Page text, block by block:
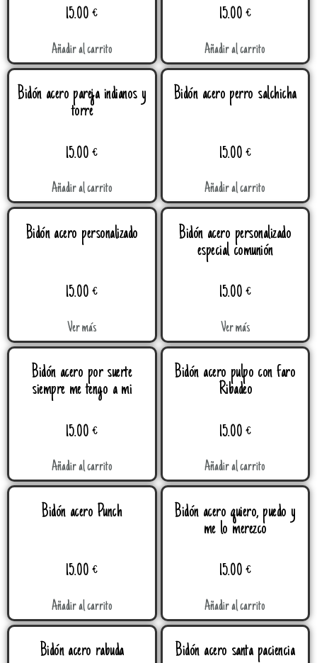
15.00€
Añadir al carrito
15.00 €
Añadir al carrito
Bidón acero pareja indianos y
torre
15.00€
Añadir al carrito
Bidón acero perro salchicha
15.00 €
Añadir al carrito
Bidón acero personalizado
15.00€
Ver más
Bidón acero personalizado
especial comunión
15.00 €
Ver más
Bidón acero por suerte
siempre me tengo a mi
15.00€
Añadir al carrito
Bidón acero pulpo con faro
Ribadeo
15.00 €
Añadir al carrito
Bidón acero Punch
15.00€
Añadir al carrito
Bidón acero quiero, puedo y
me lo merezco
15.00 €
Añadir al carrito
Bidón acero rabuda Bidón acero santa paciencia